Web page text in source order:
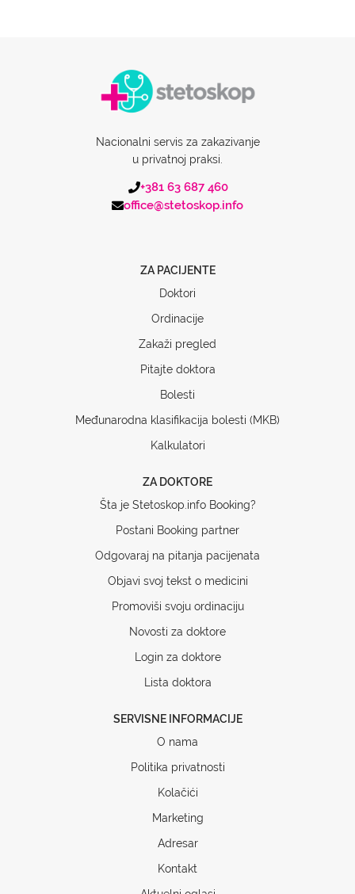
Nacionalni servis za zakazivanje
u privatnoj praksi.
+381 63 687 460
office@stetoskop.info
ZA PACIJENTE
Doktori
Ordinacije
Zakaži pregled
Pitajte doktora
Bolesti
Međunarodna klasifikacija bolesti (MKB)
Kalkulatori
ZA DOKTORE
Šta je Stetoskop.info Booking?
Postani Booking partner
Odgovaraj na pitanja pacijenata
Objavi svoj tekst o medicini
Promoviši svoju ordinaciju
Novosti za doktore
Login za doktore
Lista doktora
SERVISNE INFORMACIJE
O nama
Politika privatnosti
Kolačići
Marketing
Adresar
Kontakt